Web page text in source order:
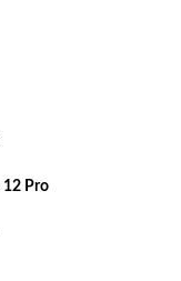
Pro